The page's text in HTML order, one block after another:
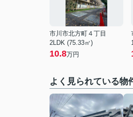
市川市北方町４丁目
2LDK (75.33㎡)
10.8万円
よく見られている物